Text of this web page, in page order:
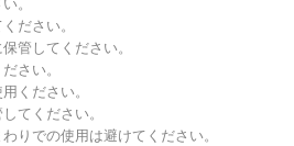
ださい。
管してください。
さい。
ください。
てください。
りでの使用は避けてください。